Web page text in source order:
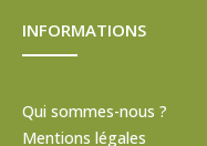
INFORMATIONS
Qui sommes-nous ?
Mentions légales